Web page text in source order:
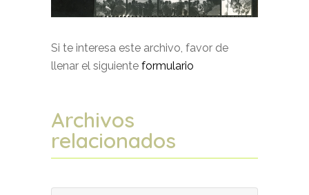
Si te interesa este archivo, favor de
llenar el siguiente formulario
Archivos
relacionados